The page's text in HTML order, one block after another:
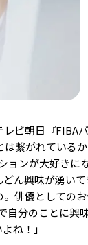
ビ朝日『FIBA
繋がれている
ョンが大好きに
ん興味が湧い
俳優としての
自分のことに興
ね！」